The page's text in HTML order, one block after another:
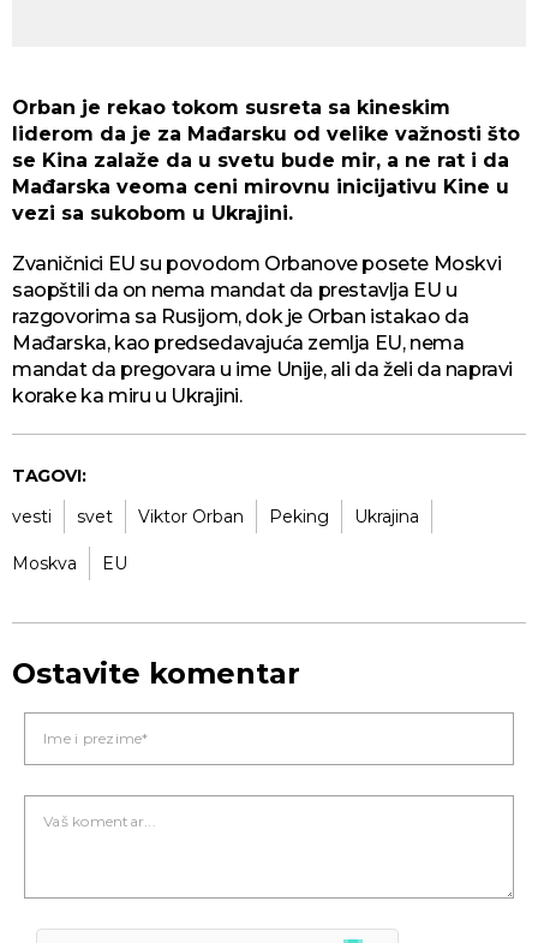
Orban je rekao tokom susreta sa kineskim
liderom da je za Mađarsku od velike važnosti što
se Kina zalaže da u svetu bude mir, a ne rat i da
Mađarska veoma ceni mirovnu inicijativu Kine u
vezi sa sukobom u Ukrajini.
Zvaničnici EU su povodom Orbanove posete Moskvi
saopštili da on nema mandat da prestavlja EU u
razgovorima sa Rusijom, dok je Orban istakao da
Mađarska, kao predsedavajuća zemlja EU, nema
mandat da pregovara u ime Unije, ali da želi da napravi
korake ka miru u Ukrajini.
TAGOVI:
vesti
svet Viktor Orban Peking Ukrajina
Moskva EU
Ostavite komentar